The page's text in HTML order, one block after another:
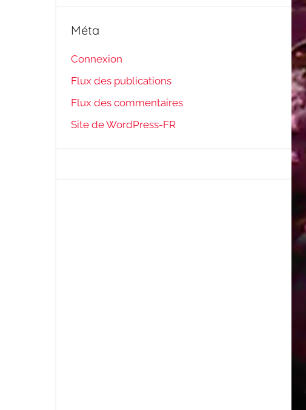
Méta
Connexion
Flux des publications
Flux des commentaires
Site de WordPress-FR